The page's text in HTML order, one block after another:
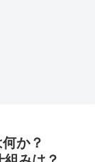
か？